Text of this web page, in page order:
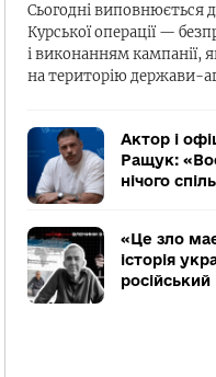
Сьогодні виповнюється
Курської операції —
і виконанням кампанії,
на територію держави-
Актор і
Ращук:
нічого
«Це зло
історія